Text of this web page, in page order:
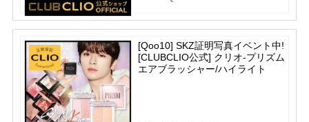
[Qoo10] SKZ証明写真イベント中!
[CLUBCLIO公式] クリオ-プリズム
エアブラッシャー/ハイライト